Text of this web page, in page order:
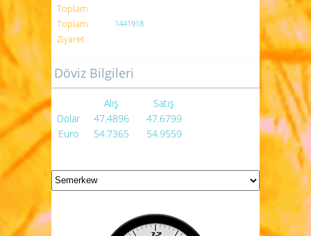
Toplam
Toplam
Ziyaret
1441918
Döviz Bilgileri
Alış
Satış
Dolar
47.4896
47.6799
Euro
54.7365 54.9559